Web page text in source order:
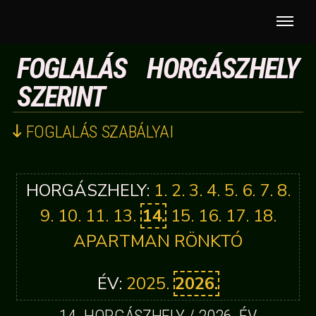
FOGLALÁS HORGÁSZHELY
SZERINT
FOGLALÁS SZABÁLYAI
A tározón 18 horgászállás található, melyeket
KIZÁRÓLAG ONLINE lehet lefoglalni. Az állásokon
kényelmesen 2-3 ember (4-6 bot) fér el.
Amennyiben ismerősök, külön-külön helyeket
foglalnak, miközben kényelmesen elférnének egy
helyen is, úgy a rendszerrel való visszaélés miatt
KÉTSZERESEN! számoljuk fel a horgászjegyek árát!
A foglalás alap esetben minimum 48 óra, maximum 1
HORGÁSZHELY: 1. 2. 3. 4. 5. 6. 7. 8.
9. 10. 11. 13. 14. 15. 16. 17. 18.
APARTMAN RÖNKTÓ
ÉV: 2025. 2026.